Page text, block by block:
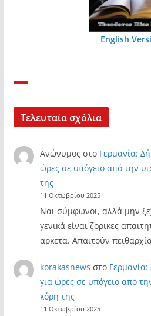
English
Τελευταία σχόλια
Ανώνυμος στο Γερμανία:
ώρες σε υπόγειο από την
της
11 Οκτωβρίου 2025
Ναι σύμφωνοι, αλλά μην
γενικά είναι ζορικες
αρκετα. Απαιτούν
korakasnews στο
για ώρες σε υπόγειο από
κόρη της
11 Οκτωβρίου 2025